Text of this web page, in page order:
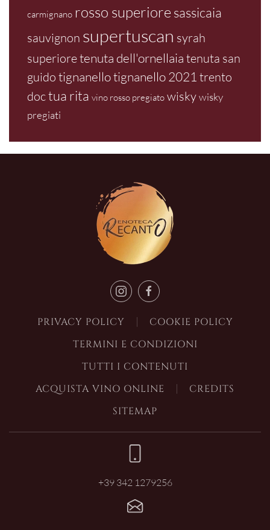
carmignano rosso superiore sassicaia
sauvignon supertuscan syrah
superioretenuta dell'ornellaia tenuta san
guido tignanellotignanello 2021 trento
doctua rita vino rosso pregiato wiskywisky
pregiati
PRIVACY POLICY
COOKIE POLICY
TERMINI E CONDIZIONI
TUTTI I CONTENUTI
ACQUISTA VINO ONLINE
CREDITS
SITEMAP
+39 342 1279256